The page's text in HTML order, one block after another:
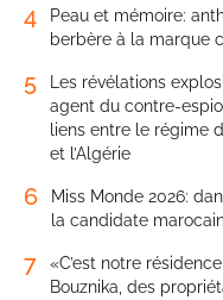
4
Peau et mémoire:
berbère à la marque
5
Les révélations
agent du contre-
liens entre le régime
et l’Algérie
6
Miss Monde 2026:
la candidate
7
«C’est notre
Bouznika, des